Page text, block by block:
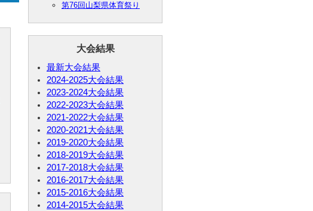
第76回山梨県体育祭り
大会結果
最新大会結果
2024-2025大会結果
2023-2024大会結果
2022-2023大会結果
2021-2022大会結果
2020-2021大会結果
2019-2020大会結果
2018-2019大会結果
2017-2018大会結果
2016-2017大会結果
2015-2016大会結果
2014-2015大会結果